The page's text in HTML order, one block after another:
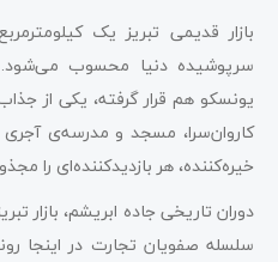
بازار قدیمی تبریز یک
سرپوشیده دنیا محسوب می‌شود.
یونسکو هم قرار گرفته، یکی از
کاروان‌سرا، مسجد و مدرسه‌ی
خیره‌کننده، هر بازدیدکننده‌ای را
دوران تاریخی جاده ابریشم، بازار
سلسله صفویان تجارت در اینجا